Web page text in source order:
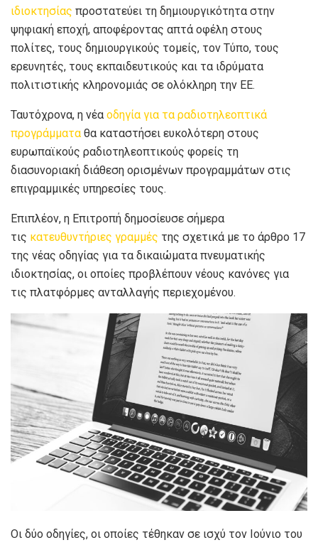
ιδιοκτησίας προστατεύει τη δημιουργικότητα στην
ψηφιακή εποχή, αποφέροντας απτά οφέλη στους
πολίτες, τους δημιουργικούς τομείς, τον Τύπο, τους
ερευνητές, τους εκπαιδευτικούς και τα ιδρύματα
πολιτιστικής κληρονομιάς σε ολόκληρη την ΕΕ.
Ταυτόχρονα, η νέα οδηγία για τα ραδιοτηλεοπτικά
προγράμματα θα καταστήσει ευκολότερη στους
ευρωπαϊκούς ραδιοτηλεοπτικούς φορείς τη
διασυνοριακή διάθεση ορισμένων προγραμμάτων στις
επιγραμμικές υπηρεσίες τους.
Επιπλέον, η Επιτροπή δημοσίευσε σήμερα
τις κατευθυντήριες γραμμές της σχετικά με το άρθρο 17
της νέας οδηγίας για τα δικαιώματα πνευματικής
ιδιοκτησίας, οι οποίες προβλέπουν νέους κανόνες για
τις πλατφόρμες ανταλλαγής περιεχομένου.
Οι δύο οδηγίες, οι οποίες τέθηκαν σε ισχύ τον Ιούνιο του